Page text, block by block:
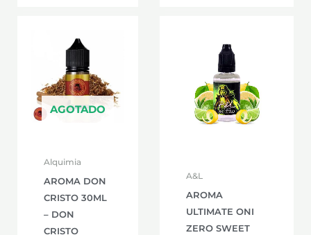
AGOTADO
Alquimia
AROMA DON
CRISTO 30ML
– DON
CRISTO
A&L
AROMA
ULTIMATE ONI
ZERO SWEET